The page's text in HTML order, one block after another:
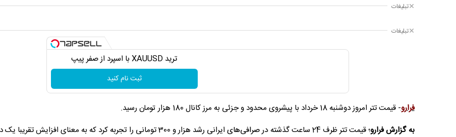
تبلیغات
تبلیغات
ترید XAUUSD با اسپرد از صفر پیپ
ثبت نام کنید
فرارو- قیمت تتر امروز دوشنبه 18 خرداد با پیشروی محدود و جزئی به مرز کانال 180 هزار تومان رسید.
به گزارش فرارو
؛ قیمت تتر ظرف 24 ساعت گذشته در صرافی‌های ایرانی رشد هزار و 300 تومانی را تجربه کرد که به معنای افزایش